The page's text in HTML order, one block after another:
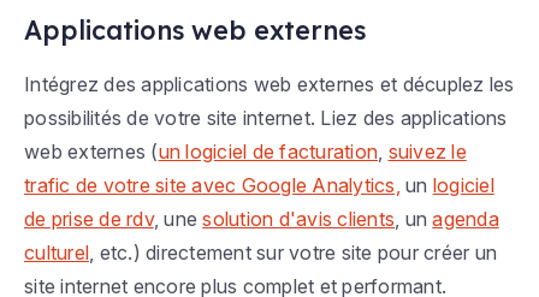
Applications web externes
Intégrez des applications web externes et décuplez les
possibilités de votre site internet. Liez des applications
web externes (un logiciel de facturation, suivez le
trafic de votre site avec Google Analytics, un logiciel
de prise de rdv, unesolution d'avis clients, unagenda
culturel, etc.) directement sur votre site pour créer un
site internet encore plus complet et performant.